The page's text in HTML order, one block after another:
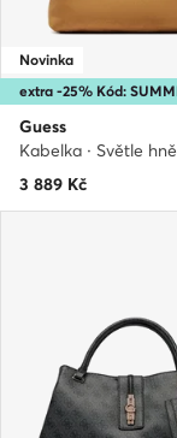
extra -25% Kód:
Novinka
Guess
Kabelka · Světle
3 889 Kč